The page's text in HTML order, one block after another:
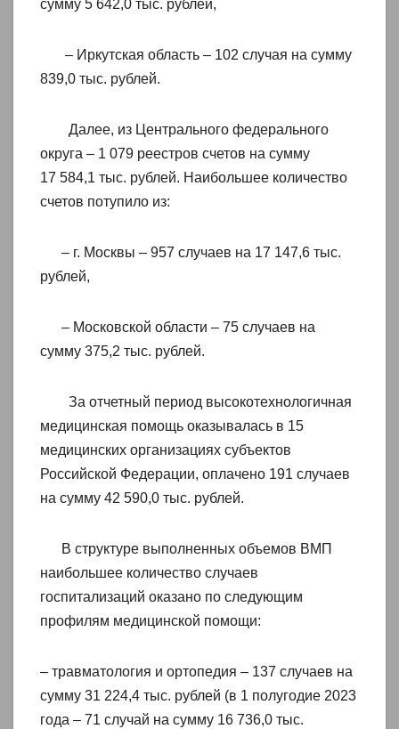
сумму 5 642,0 тыс. рублей,
– Иркутская область – 102 случая на сумму
839,0 тыс. рублей.
Далее, из Центрального федерального
округа – 1 079 реестров счетов на сумму
17 584,1 тыс. рублей. Наибольшее количество
счетов потупило из:
– г. Москвы – 957 случаев на 17 147,6 тыс.
рублей,
– Московской области – 75 случаев на
сумму 375,2 тыс. рублей.
За отчетный период высокотехнологичная
медицинская помощь оказывалась в 15
медицинских организациях субъектов
Российской Федерации, оплачено 191 случаев
на сумму 42 590,0 тыс. рублей.
В структуре выполненных объемов ВМП
наибольшее количество случаев
госпитализаций оказано по следующим
профилям медицинской помощи:
– травматология и ортопедия – 137 случаев на
сумму 31 224,4 тыс. рублей (в 1 полугодие 2023
года – 71 случай на сумму 16 736,0 тыс.